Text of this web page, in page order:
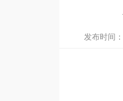
发布时间：